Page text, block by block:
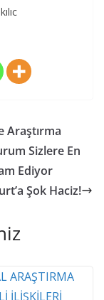
Araştırma
Sizlere En
Ediyor
Şok Haciz!